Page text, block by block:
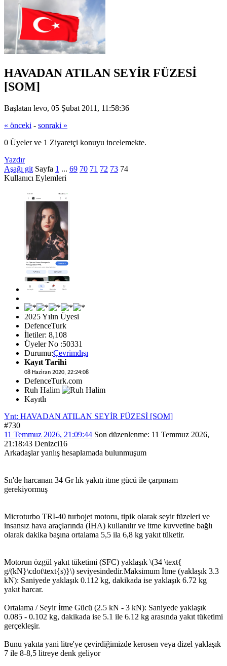
HAVADAN ATILAN SEYİR FÜZESİ
[SOM]
Başlatan levo, 05 Şubat 2011, 11:58:36
« önceki - sonraki »
0 Üyeler ve 1 Ziyaretçi konuyu incelemekte.
Yazdır
Aşağı git Sayfa 1 ... 69 70 71 72 73 74
Kullanıcı Eylemleri
2025 Yılın Üyesi
DefenceTurk
İletiler: 8,108
Üyeler No :50331
Durumu:Çevrimdışı
Kayıt Tarihi
08 Haziran 2020, 22:24:08
DefenceTurk.com
Ruh Halim
Kayıtlı
Ynt: HAVADAN ATILAN SEYİR FÜZESİ [SOM]
#730
11 Temmuz 2026, 21:09:44 Son düzenlenme: 11 Temmuz 2026,
21:18:43 Denizci16
Arkadaşlar yanlış hesaplamada bulunmuşum
Sn'de harcanan 34 Gr lık yakıtı itme gücü ile çarpmam
gerekiyormuş
Microturbo TRI-40 turbojet motoru, tipik olarak seyir füzeleri ve
insansız hava araçlarında (İHA) kullanılır ve itme kuvvetine bağlı
olarak dakika başına ortalama 5,5 ila 6,8 kg yakıt tüketir.
Motorun özgül yakıt tüketimi (SFC) yaklaşık \(34 \text{
g/(kN}\cdot\text{s)}\) seviyesindedir.Maksimum İtme (yaklaşık 3.3
kN): Saniyede yaklaşık 0.112 kg, dakikada ise yaklaşık 6.72 kg
yakıt harcar.
Ortalama / Seyir İtme Gücü (2.5 kN - 3 kN): Saniyede yaklaşık
0.085 - 0.102 kg, dakikada ise 5.1 ile 6.12 kg arasında yakıt tüketimi
gerçekleşir.
Bunu yakıta yani litre'ye çevirdiğimizde kerosen veya dizel yaklaşık
7 ile 8-8,5 litreye denk geliyor